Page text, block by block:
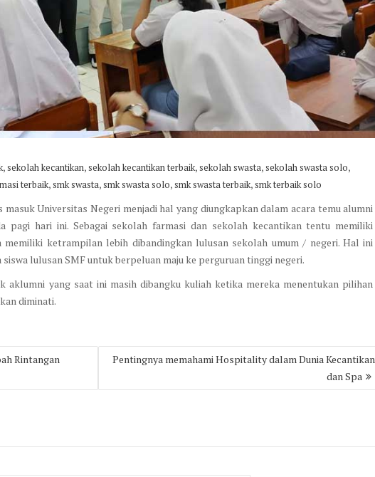
,sekolah kecantikan,sekolah kecantikan terbaik,sekolah swasta,sekolah swasta solo,
terbaik,smk swasta,smk swasta solo,smk swasta terbaik,smk terbaik solo
Universitas Negeri menjadi hal yang diungkapkan dalam acara temu alumni
pagi hari ini. Sebagai sekolah farmasi dan sekolah kecantikan tentu memiliki
ketrampilan lebih dibandingkan lulusan sekolah umum / negeri. Hal ini
lulusan SMF untuk berpeluan maju ke perguruan tinggi negeri.
aklumni yang saat ini masih dibangku kuliah ketika mereka menentukan pilihan
diminati.
Rintangan
Pentingnya memahami Hospitality dalam Dunia Kecantikan
dan Spa